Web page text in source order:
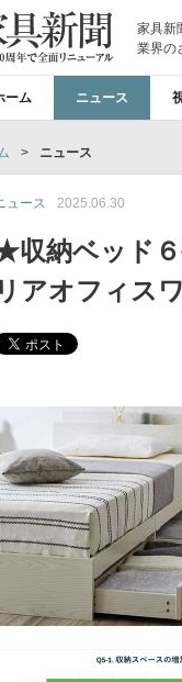
家具新
業界の
ーム ニュース
> ニュース
ュース 2025.06.30
収納ベッド
リアオフィス